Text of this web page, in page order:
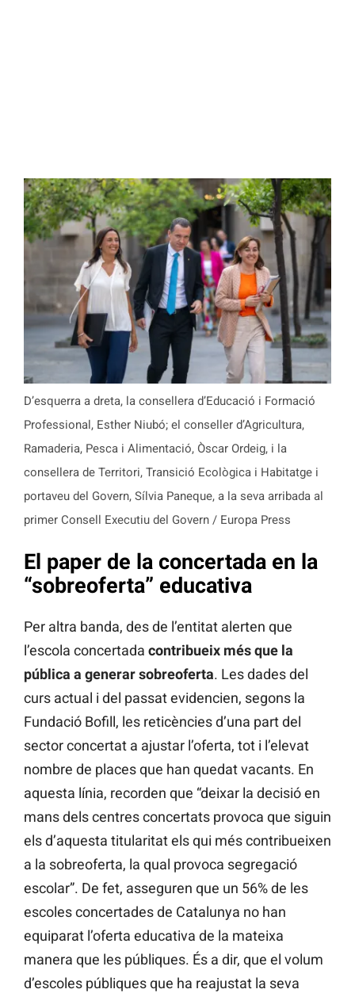
D’esquerra a dreta, la consellera d’Educació i Formació
Professional, Esther Niubó; el conseller d’Agricultura,
Ramaderia, Pesca i Alimentació, Òscar Ordeig, i la
consellera de Territori, Transició Ecològica i Habitatge i
portaveu del Govern, Sílvia Paneque, a la seva arribada al
primer Consell Executiu del Govern / Europa Press
El paper de la concertada en la
“sobreoferta” educativa
Per altra banda, des de l’entitat alerten que
l’escola concertada contribueix més que la
pública a generar sobreoferta. Les dades del
curs actual i del passat evidencien, segons la
Fundació Bofill, les reticències d’una part del
sector concertat a ajustar l’oferta, tot i l’elevat
nombre de places que han quedat vacants. En
aquesta línia, recorden que “deixar la decisió en
mans dels centres concertats provoca que siguin
els d’aquesta titularitat els qui més contribueixen
a la sobreoferta, la qual provoca segregació
escolar”. De fet, asseguren que un 56% de les
escoles concertades de Catalunya no han
equiparat l’oferta educativa de la mateixa
manera que les públiques. És a dir, que el volum
d’escoles públiques que ha reajustat la seva